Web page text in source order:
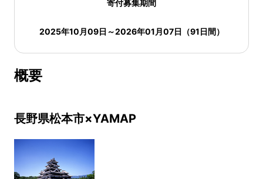
寄付募集期間
2025年10月09日 ～2026年01月07日 （91日間）
概要
長野県松本市×YAMAP